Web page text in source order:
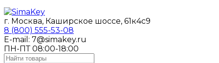
г. Москва, Каширское шоссе, 61к4с9
8 (800) 555-53-08
E-mail: 7@simakey.ru
ПН-ПТ 08:00-18:00